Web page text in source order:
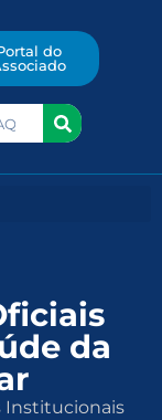
do
da
Institucionais